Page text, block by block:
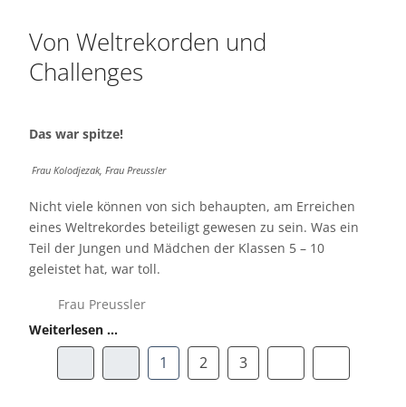
Von Weltrekorden und
Challenges
Das war spitze!
Frau Kolodjezak, Frau Preussler
Nicht viele können von sich behaupten, am Erreichen
eines Weltrekordes beteiligt gewesen zu sein. Was ein
Teil der Jungen und Mädchen der Klassen 5 – 10
geleistet hat, war toll.
Frau Preussler
Weiterlesen …
1 2 3